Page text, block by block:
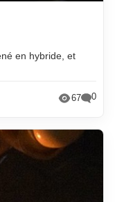
en hybride, et
67 0